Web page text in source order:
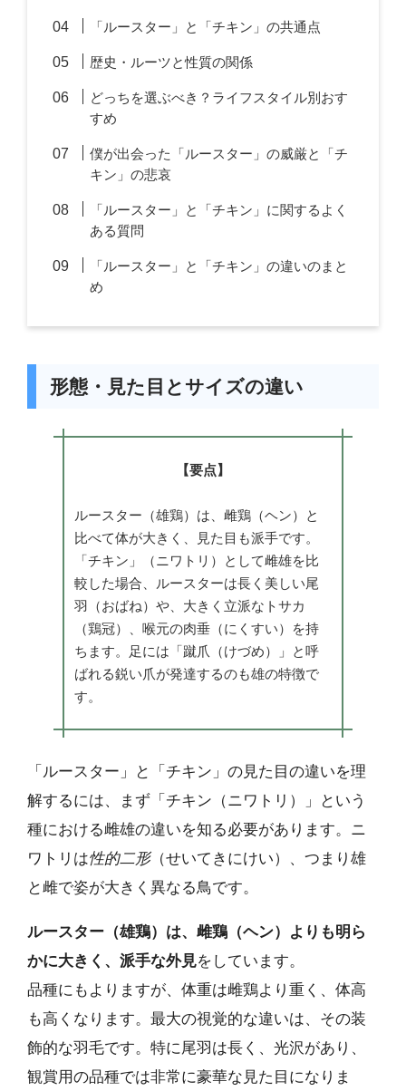
「ルースター」と「チキン」の共通点
歴史・ルーツと性質の関係
どっちを選ぶべき？ライフスタイル別おす
すめ
僕が出会った「ルースター」の威厳と「チ
キン」の悲哀
「ルースター」と「チキン」に関するよく
ある質問
「ルースター」と「チキン」の違いのまと
め
形態・見た目とサイズの違い
【要点】
ルースター（雄鶏）は、雌鶏（ヘン）と
比べて体が大きく、見た目も派手です。
「チキン」（ニワトリ）として雌雄を比
較した場合、ルースターは長く美しい尾
羽（おばね）や、大きく立派なトサカ
（鶏冠）、喉元の肉垂（にくすい）を持
ちます。足には「蹴爪（けづめ）」と呼
ばれる鋭い爪が発達するのも雄の特徴で
す。
「ルースター」と「チキン」の見た目の違いを理
解するには、まず「チキン（ニワトリ）」という
種における雌雄の違いを知る必要があります。ニ
ワトリは性的二形（せいてきにけい）、つまり雄
と雌で姿が大きく異なる鳥です。
ルースター（雄鶏）は、雌鶏（ヘン）よりも明ら
かに大きく、派手な外見をしています。
品種にもよりますが、体重は雌鶏より重く、体高
も高くなります。最大の視覚的な違いは、その装
飾的な羽毛です。特に尾羽は長く、光沢があり、
観賞用の品種では非常に豪華な見た目になりま